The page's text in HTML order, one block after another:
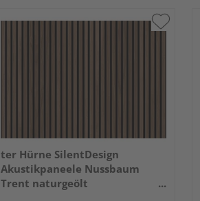
ter Hürne SilentDesign
Akustikpaneele Nussbaum
Trent naturgeölt